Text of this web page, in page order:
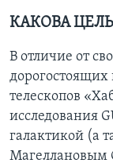
КАКОВА
В отличие от
телескопов
исследования
галактикой (а
Магеллановым